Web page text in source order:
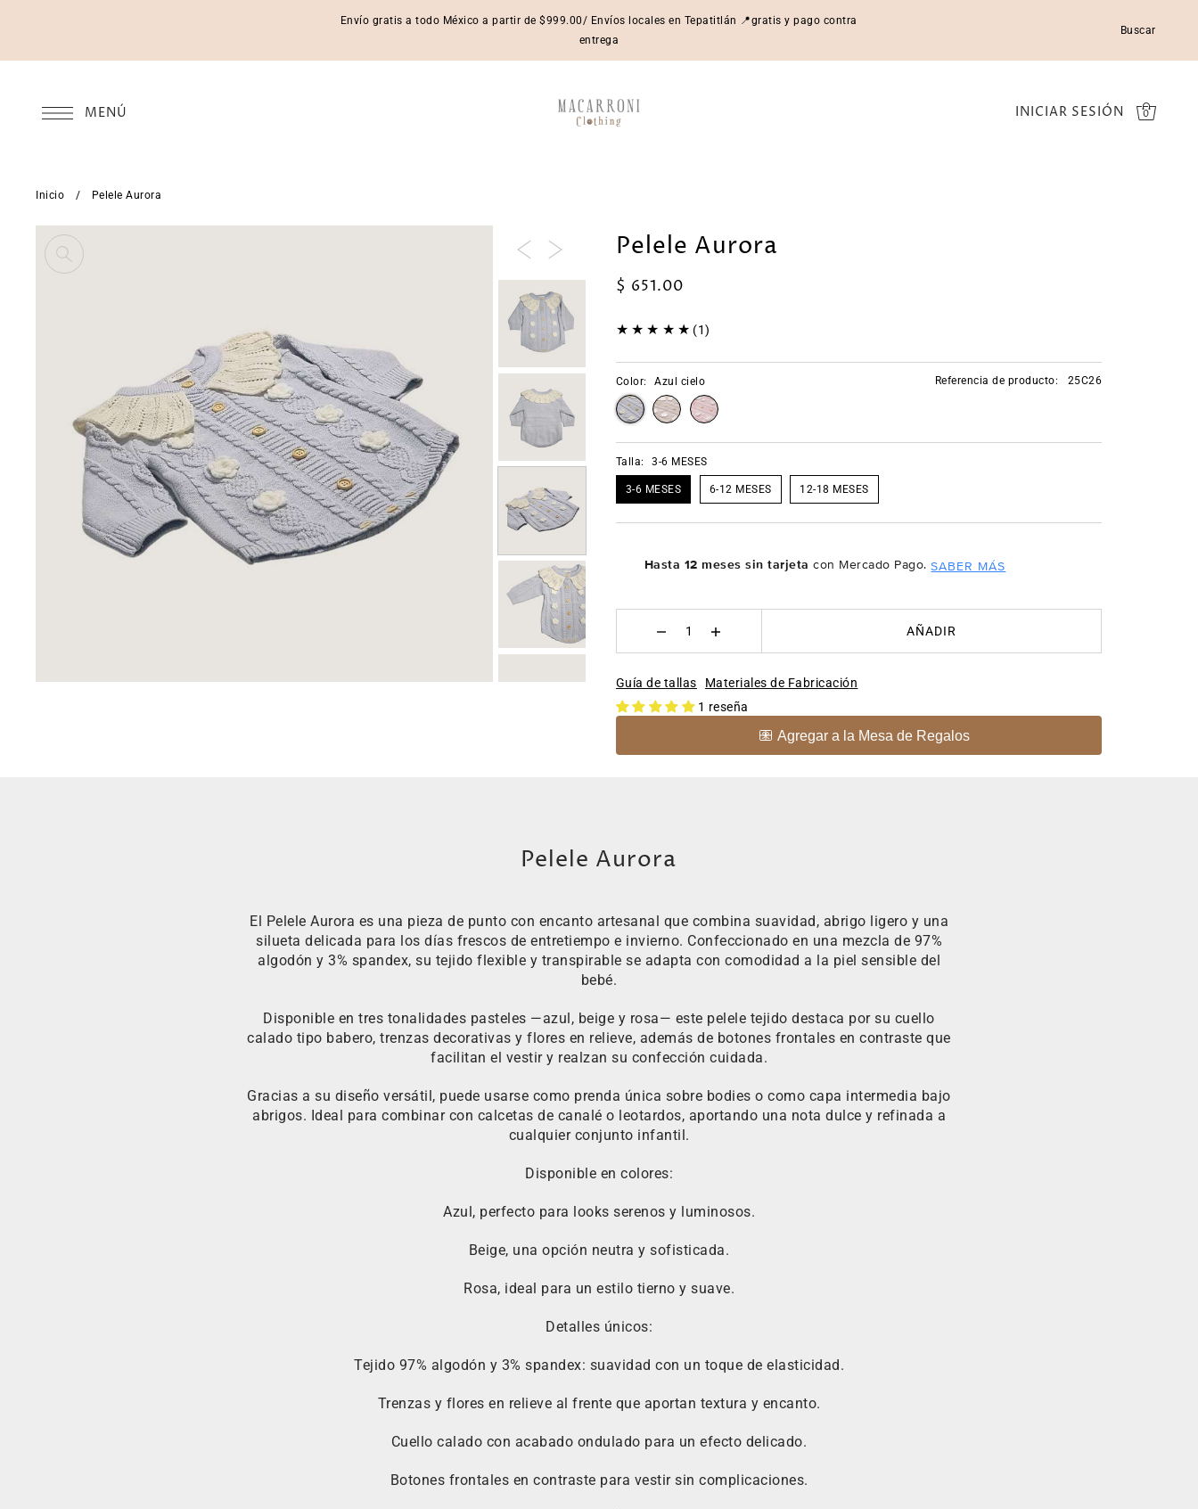
Envío gratis a todo México a partir de $999.00/ Envíos locales en Tepatitlán 📍gratis y pago contra
entrega
Buscar
MENÚ INICIAR SESIÓN 0
Inicio / Pelele Aurora
Pelele Aurora
$ 651.00
(1)
Referencia de producto: 25C26
Color: Azul cielo
Talla: 3-6 MESES
3-6 MESES 6-12 MESES 12-18 MESES
Hasta 12 meses sin tarjeta con Mercado Pago.SABER MÁS
AÑADIR
Guía de tallas
Materiales de Fabricación
1 reseña
Pelele Aurora
El Pelele Aurora es una pieza de punto con encanto artesanal que combina suavidad, abrigo ligero y una
silueta delicada para los días frescos de entretiempo e invierno. Confeccionado en una mezcla de 97%
algodón y 3% spandex, su tejido flexible y transpirable se adapta con comodidad a la piel sensible del
bebé.
Disponible en tres tonalidades pasteles —azul, beige y rosa— este pelele tejido destaca por su cuello
calado tipo babero, trenzas decorativas y flores en relieve, además de botones frontales en contraste que
facilitan el vestir y realzan su confección cuidada.
Gracias a su diseño versátil, puede usarse como prenda única sobre bodies o como capa intermedia bajo
abrigos. Ideal para combinar con calcetas de canalé o leotardos, aportando una nota dulce y refinada a
cualquier conjunto infantil.
Disponible en colores:
Azul, perfecto para looks serenos y luminosos.
Beige, una opción neutra y sofisticada.
Rosa, ideal para un estilo tierno y suave.
Detalles únicos:
Tejido 97% algodón y 3% spandex: suavidad con un toque de elasticidad.
Trenzas y flores en relieve al frente que aportan textura y encanto.
Cuello calado con acabado ondulado para un efecto delicado.
Botones frontales en contraste para vestir sin complicaciones.